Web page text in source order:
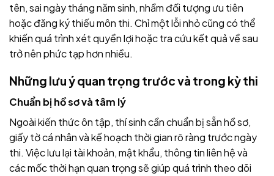
tên, sai ngày tháng năm sinh, nhầm đối tượng ưu tiên
hoặc đăng ký thiếu môn thi. Chỉ một lỗi nhỏ cũng có thể
khiến quá trình xét quyền lợi hoặc tra cứu kết quả về sau
trở nên phức tạp hơn nhiều.
Những lưu ý quan trọng trước và trong kỳ thi
Chuẩn bị hồ sơ và tâm lý
Ngoài kiến thức ôn tập, thí sinh cần chuẩn bị sẵn hồ sơ,
giấy tờ cá nhân và kế hoạch thời gian rõ ràng trước ngày
thi. Việc lưu lại tài khoản, mật khẩu, thông tin liên hệ và
các mốc thời hạn quan trọng sẽ giúp quá trình theo dõi